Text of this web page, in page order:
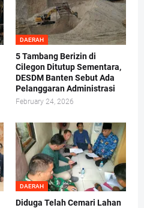
DAERAH
5 Tambang Berizin di
Cilegon Ditutup Sementara,
DESDM Banten Sebut Ada
Pelanggaran Administrasi
February 24, 2026
DAERAH
Diduga Telah Cemari Lahan